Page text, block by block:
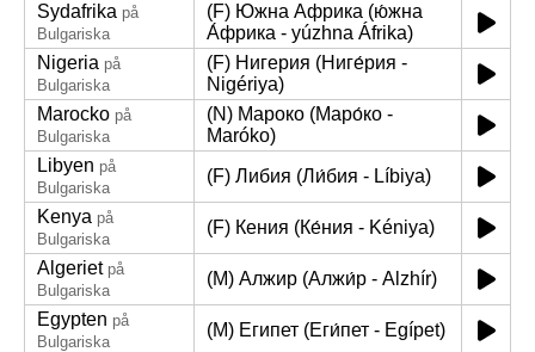
Sydafrika på
Bulgariska
(F) Южна Африка (ю́жна
А́фрика - yúzhna Áfrika)
Nigeria på
Bulgariska
(F) Нигерия (Ниге́рия -
Nigériya)
Marocko på
Bulgariska
(N) Мароко (Маро́ко -
Maróko)
Libyen på
Bulgariska
(F) Либия (Ли́бия - Líbiya)
Kenya på
Bulgariska
(F) Кения (Ке́ния - Kéniya)
Algeriet på
Bulgariska
(M) Алжир (Алжи́р - Alzhír)
Egypten på
Bulgariska
(M) Египет (Еги́пет - Egípet)